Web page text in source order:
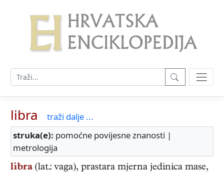
libra
traži dalje ...
struka(e): pomoćne povijesne znanosti |
metrologija
libra (lat.: vaga), prastara mjerna jedinica mase,